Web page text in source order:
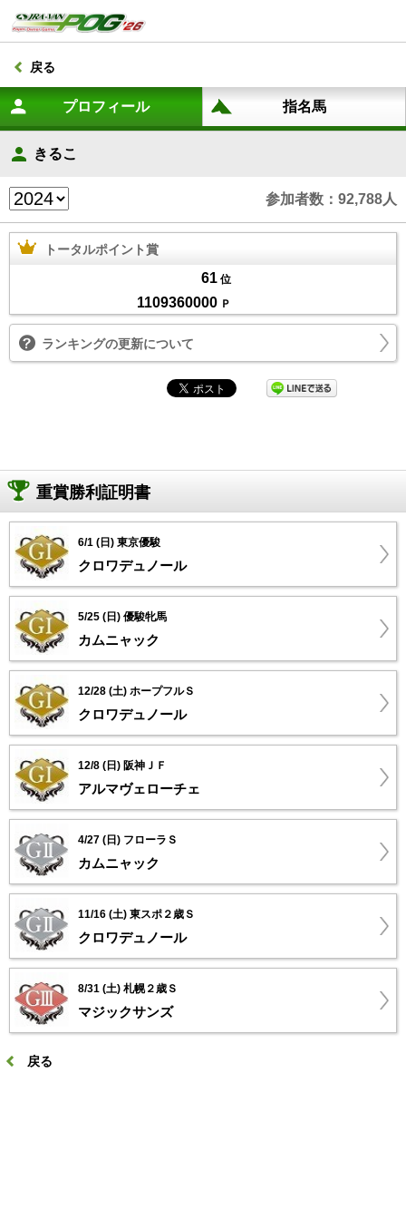
戻る
きるこ
参加者数：92,788人
トータルポイント賞
61 位
1109360000 Ｐ
ランキングの更新について
重賞勝利証明書
6/1 (日) 東京優駿
クロワデュノール
5/25 (日) 優駿牝馬
カムニャック
12/28 (土) ホープフルＳ
クロワデュノール
12/8 (日) 阪神ＪＦ
アルマヴェローチェ
4/27 (日) フローラＳ
カムニャック
11/16 (土) 東スポ２歳Ｓ
クロワデュノール
8/31 (土) 札幌２歳Ｓ
マジックサンズ
戻る